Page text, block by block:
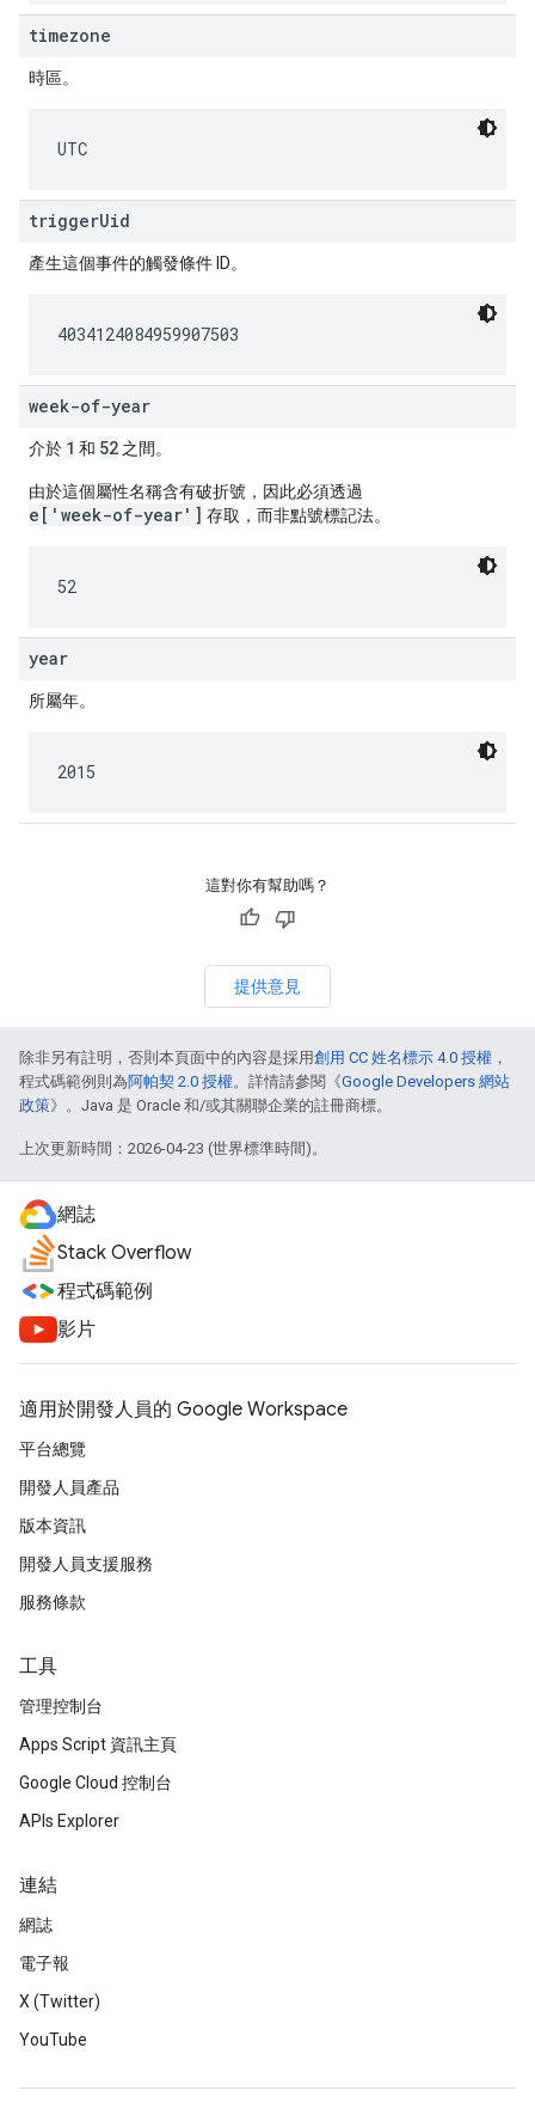
timezone
時區。
UTC
triggerUid
產生這個事件的觸發條件 ID。
4034124084959907503
week-of-year
介於 1 和 52 之間。
由於這個屬性名稱含有破折號，因此必須透過
e['week-of-year'] 存取，而非點號標記法。
52
year
所屬年。
2015
這對你有幫助嗎？
提供意見
除非另有註明，否則本頁面中的內容是採用創用 CC 姓名標示 4.0 授權 ，
程式碼範例則為阿帕契 2.0 授權。詳情請參閱《Google Developers 網站
政策》。Java 是 Oracle 和/或其關聯企業的註冊商標。
上次更新時間：2026-04-23 (世界標準時間)。
網誌
Stack Overflow
程式碼範例
影片
適用於開發人員的 Google Workspace
平台總覽
開發人員產品
版本資訊
開發人員支援服務
服務條款
工具
管理控制台
Apps Script 資訊主頁
Google Cloud 控制台
APIs Explorer
連結
網誌
電子報
X (Twitter)
YouTube